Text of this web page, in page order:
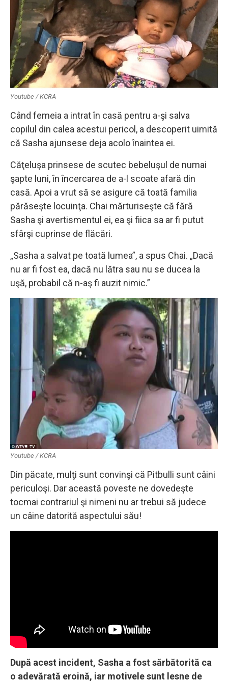
Youtube / KCRA
Când femeia a intrat în casă pentru a-şi salva
copilul din calea acestui pericol, a descoperit uimită
că Sasha ajunsese deja acolo înaintea ei.
Căţeluşa prinsese de scutec bebeluşul de numai
şapte luni, în încercarea de a-l scoate afară din
casă. Apoi a vrut să se asigure că toată familia
părăseşte locuinţa. Chai mărturiseşte că fără
Sasha şi avertismentul ei, ea şi fiica sa ar fi putut
sfârşi cuprinse de flăcări.
„Sasha a salvat pe toată lumea”, a spus Chai. „Dacă
nu ar fi fost ea, dacă nu lătra sau nu se ducea la
uşă, probabil că n-aş fi auzit nimic.”
Youtube / KCRA
Din păcate, mulţi sunt convinşi că Pitbulli sunt câini
periculoşi. Dar această poveste ne dovedeşte
tocmai contrariul şi nimeni nu ar trebui să judece
un câine datorită aspectului său!
După acest incident, Sasha a fost sărbătorită ca
o adevărată eroină, iar motivele sunt lesne de